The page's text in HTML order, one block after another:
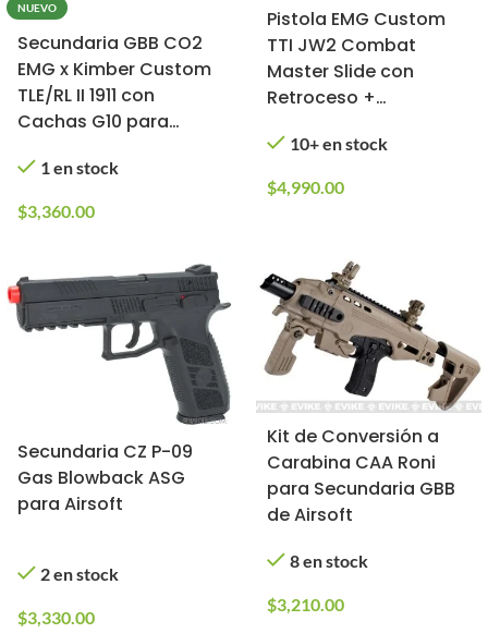
NUEVO
Secundaria GBB CO2
EMG x Kimber Custom
TLE/RL II 1911 con
Cachas G10 para
1 en stock
$3,360.00
Pistola EMG Custom
TTI JW2 Combat
Master Slide con
Retroceso +
para Airsoft (Tipo:
Gas, Color: Negro)
10+ en stock
$4,990.00
Secundaria CZ P-09
Gas Blowback ASG
para Airsoft
2 en stock
$3,330.00
Kit de Conversión a
Carabina CAA Roni
para Secundaria GBB
de Airsoft
8 en stock
$3,210.00